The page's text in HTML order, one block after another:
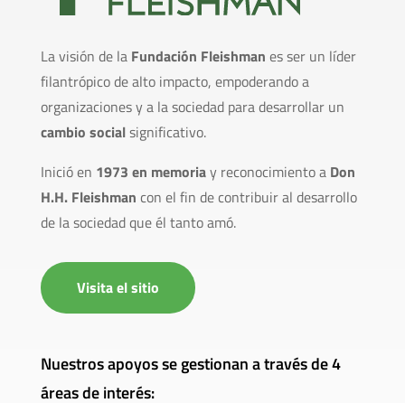
La visión de la Fundación Fleishman es ser un líder
filantrópico de alto impacto, empoderando a
organizaciones y a la sociedad para desarrollar un
cambio socialsignificativo.
Inició en 1973 en memoriay reconocimiento a Don
H.H. Fleishman con el fin de contribuir al desarrollo
de la sociedad que él tanto amó.
Visita el sitio
Nuestros apoyos se gestionan a través de 4
áreas de interés: